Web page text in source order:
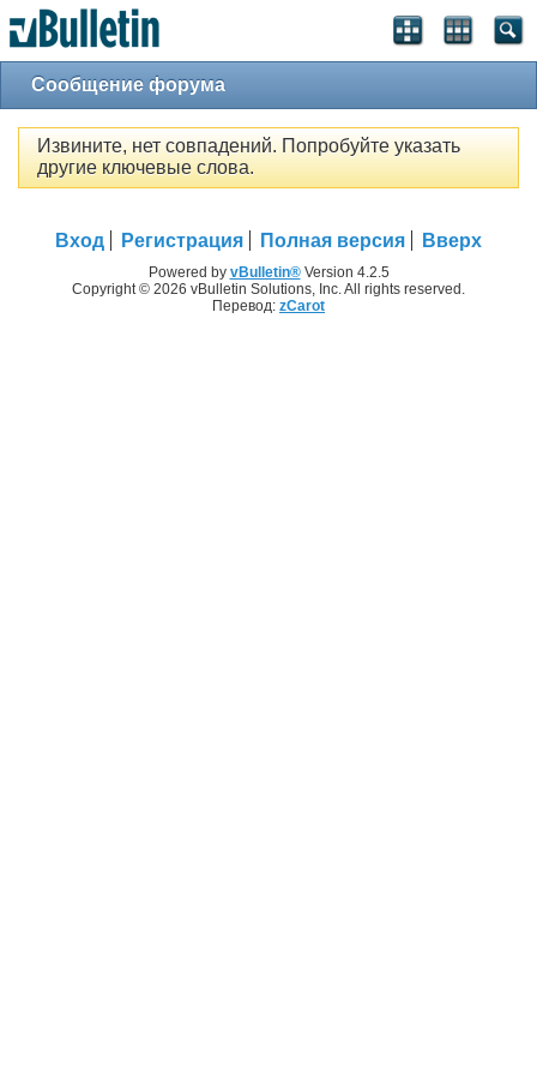
Сообщение форума
Извините, нет совпадений. Попробуйте указать
другие ключевые слова.
Вход Регистрация Полная версия Вверх
Powered by vBulletin®Version 4.2.5
Copyright © 2026 vBulletin Solutions, Inc. All rights reserved.
Перевод: zCarot